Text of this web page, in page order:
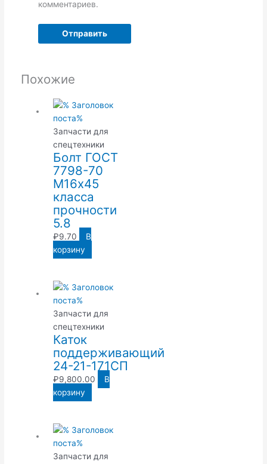
комментариев.
Похожие
Запчасти для
спецтехники
Болт ГОСТ
7798-70
М16х45
класса
прочности
5.8
₽9.70
В
корзину
Запчасти для
спецтехники
Каток
поддерживающий
24-21-171СП
₽9,800.00
В
корзину
Запчасти для